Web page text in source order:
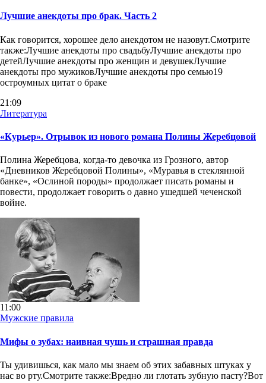
Лучшие анекдоты про брак. Часть 2
Как говорится, хорошее дело анекдотом не назовут.Смотрите
также:Лучшие анекдоты про свадьбуЛучшие анекдоты про
детейЛучшие анекдоты про женщин и девушекЛучшие
анекдоты про мужиковЛучшие анекдоты про семью19
остроумных цитат о браке
21:09
Литература
«Курьер». Отрывок из нового романа Полины Жеребцовой
Полина Жеребцова, когда-то девочка из Грозного, автор
«Дневников Жеребцовой Полины», «Муравья в стеклянной
банке», «Ослиной породы» продолжает писать романы и
повести, продолжает говорить о давно ушедшей чеченской
войне.
11:00
Мужские правила
Мифы о зубах: наивная чушь и страшная правда
Ты удивишься, как мало мы знаем об этих забавных штуках у
нас во рту.Смотрите также:Вредно ли глотать зубную пасту?Вот